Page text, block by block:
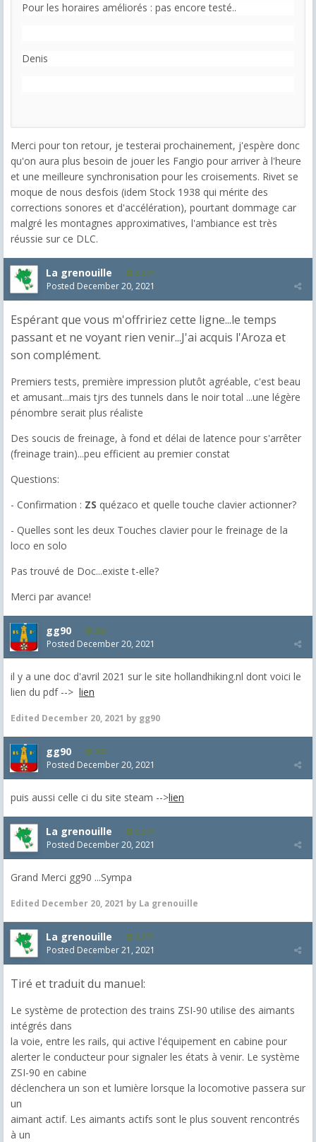
Pour les horaires améliorés : pas encore testé..
Denis
Merci pour ton retour, je testerai prochainement, j'espère donc
qu'on aura plus besoin de jouer les Fangio pour arriver à l'heure
et une meilleure synchronisation pour les croisements. Rivet se
moque de nous desfois (idem Stock 1938 qui mérite des
corrections sonores et d'accélération), pourtant dommage car
malgré les montagnes approximatives, l'ambiance est très
réussie sur ce DLC.
La grenouille 3,271
Posted December 20, 2021
Espérant que vous m'offririez cette ligne...le temps
passant et ne voyant rien venir...J'ai acquis l'Aroza et
son complément.
Premiers tests, première impression plutôt agréable, c'est beau
et amusant...mais tjrs des tunnels dans le noir total ...une légère
pénombre serait plus réaliste
Des soucis de freinage, à fond et délai de latence pour s'arrêter
(freinage train)...peu efficient au premier constat
Questions:
- Confirmation : ZS quézaco et quelle touche clavier actionner?
- Quelles sont les deux Touches clavier pour le freinage de la
loco en solo
Pas trouvé de Doc...existe t-elle?
Merci par avance!
gg90 263
Posted December 20, 2021
il y a une doc d'avril 2021 sur le site hollandhiking.nl dont voici le
lien du pdf --> lien
Edited December 20, 2021 by gg90
gg90 263
Posted December 20, 2021
puis aussi celle ci du site steam -->lien
La grenouille 3,271
Posted December 20, 2021
Grand Merci gg90 ...Sympa
Edited December 20, 2021 by La grenouille
La grenouille 3,271
Posted December 21, 2021
Tiré et traduit du manuel:
Le système de protection des trains ZSI-90 utilise des aimants
intégrés dans
la voie, entre les rails, qui active l'équipement en cabine pour
alerter le conducteur pour signaler les états à venir. Le système
ZSI-90 en cabine
déclenchera un son et lumière lorsque la locomotive passera sur
un
aimant actif. Les aimants actifs sont le plus souvent rencontrés
à un